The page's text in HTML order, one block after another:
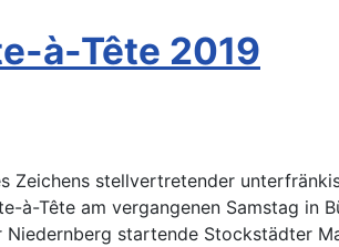
à-Tête 2019
Zeichens stellvertretender
Tête am vergangenen Samstag in
startende Stockstädter